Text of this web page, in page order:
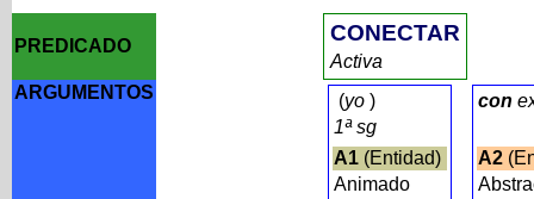
PREDICADO
CONECTAR
Activa
ARGUMENTOS
(yo)
1ª sg
A1(Entidad)
Animado
con
A2